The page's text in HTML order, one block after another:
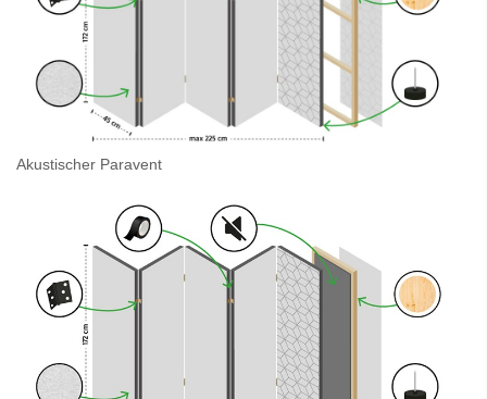
Akustischer Paravent